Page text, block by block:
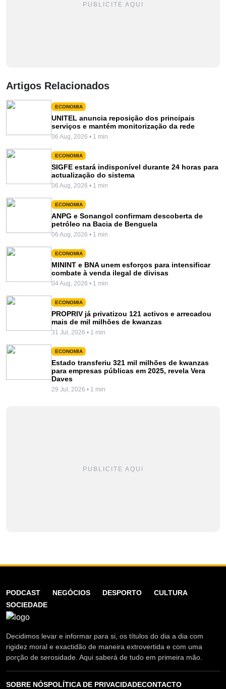
PUBLICITE AQUI
Artigos Relacionados
ECONOMIA
UNITEL anuncia reposição dos principais
serviços e mantém monitorização da rede
06 Aug, 2026 • 1 min
ECONOMIA
SIGFE estará indisponível durante 24 horas para
actualização do sistema
06 Aug, 2026 • 1 min
ECONOMIA
ANPG e Sonangol confirmam descoberta de
petróleo na Bacia de Benguela
06 Aug, 2026 • 1 min
ECONOMIA
MININT e BNA unem esforços para intensificar
combate à venda ilegal de divisas
04 Aug, 2026 • 1 min
ECONOMIA
PROPRIV já privatizou 121 activos e arrecadou
mais de mil milhões de kwanzas
31 Jul, 2026 • 1 min
ECONOMIA
Estado transferiu 321 mil milhões de kwanzas
para empresas públicas em 2025, revela Vera
Daves
29 Jul, 2026 • 1 min
PUBLICITE AQUI
PODCAST NEGÓCIOS DESPORTO
CULTURA
SOCIEDADE
Decidimos levar e informar para si, os títulos do dia a dia com
rigidez moral e exactidão de maneira extrovertida e com uma
porção de serosidade. Aqui saberá de tudo em primeira mão.
SOBRE NÓSPOLÍTICA DE PRIVACIDADECONTACTO